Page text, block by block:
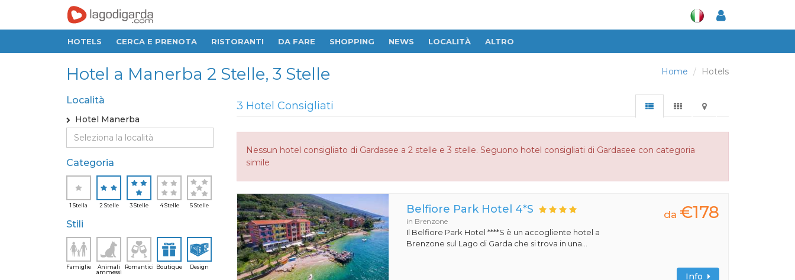
HOTELS CERCA E PRENOTA RISTORANTI DA FARE SHOPPING NEWS LOCALITÀ ALTRO
Home Hotels
Hotel a Manerba 2 Stelle, 3 Stelle
Località
Hotel Manerba
Categoria
1 Stella 2 Stelle 3 Stelle 4 Stelle 5 Stelle
Stili
Famiglie
Animali
ammessi
Romantici Boutique Design
3 Hotel Consigliati
Nessun hotel consigliato di Gardasee a 2 stelle e 3 stelle. Seguono hotel consigliati di Gardasee con categoria
simile
Belfiore Park Hotel 4*S
in Brenzone
Il Belfiore Park Hotel ****S è un accogliente hotel a
Brenzone sul Lago di Garda che si trova in una...
da €178
Info